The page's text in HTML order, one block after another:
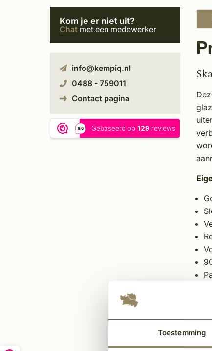
Toestemming
Kom je er niet uit?
Chat met een medewerker
info@kempiq.nl
0488 - 759011
Contact pagina